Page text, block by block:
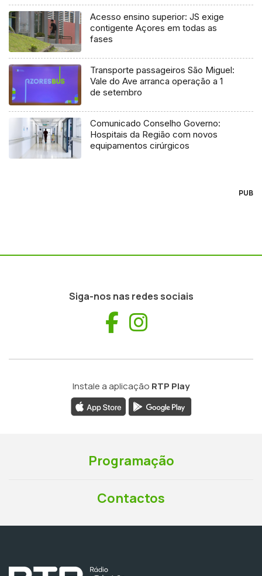
Acesso ensino superior: JS exige
contigente Açores em todas as
fases
Transporte passageiros São Miguel:
Vale do Ave arranca operação a 1
de setembro
Comunicado Conselho Governo:
Hospitais da Região com novos
equipamentos cirúrgicos
PUB
Siga-nos nas redes sociais
Facebook
Instale a aplicação RTP Play
Programação
Contactos